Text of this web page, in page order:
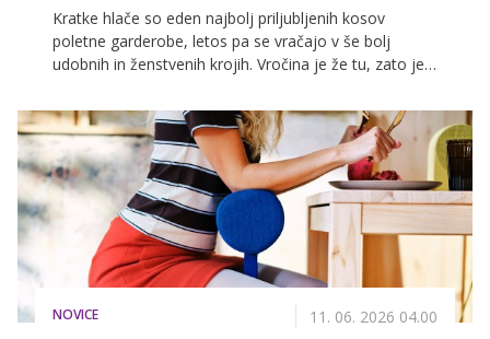
Kratke hlače so eden najbolj priljubljenih kosov
poletne garderobe, letos pa se vračajo v še bolj
udobnih in ženstvenih krojih. Vročina je že tu, zato je
to sezono.
NOVICE 11. 06. 2026 04.00